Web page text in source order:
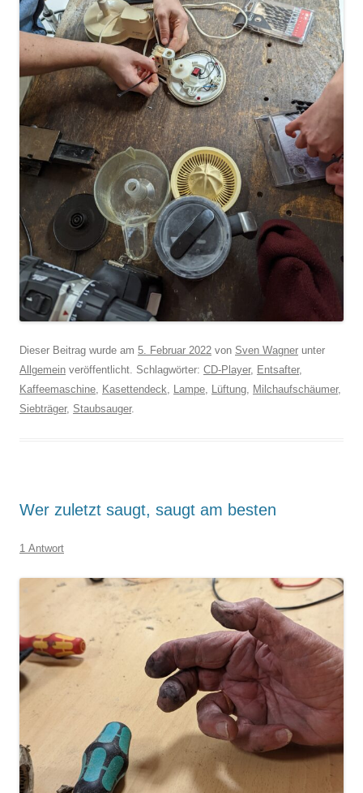
Dieser Beitrag wurde am 5. Februar 2022 von Sven Wagner unter
Allgemein veröffentlicht. Schlagwörter: CD-Player, Entsafter,
Kaffeemaschine, Kasettendeck, Lampe, Lüftung, Milchaufschäumer,
Siebträger, Staubsauger.
Wer zuletzt saugt, saugt am besten
1 Antwort